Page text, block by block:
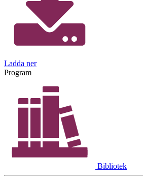
Ladda ner
Program
Bibliotek